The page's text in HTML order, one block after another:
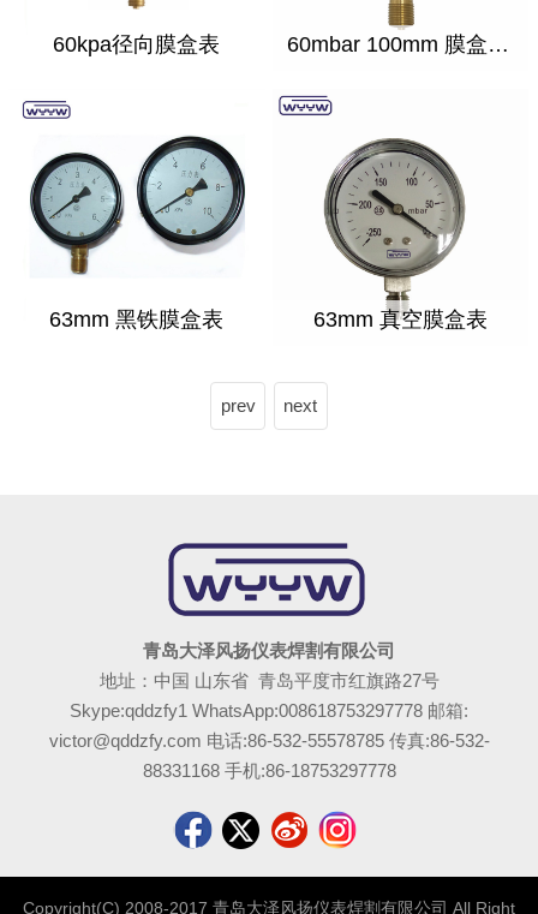
60kpa径向膜盒表 60mbar 100mm 膜盒压力表
63mm 黑铁膜盒表 63mm 真空膜盒表
prev next
青岛大泽风扬仪表焊割有限公司
地址：中国 山东省 青岛平度市红旗路27号
Skype:qddzfy1 WhatsApp:008618753297778 邮箱:
victor@qddzfy.com 电话:86-532-55578785 传真:86-532-
88331168 手机:86-18753297778
Copyright(C) 2008-2017 青岛大泽风扬仪表焊割有限公司 All Right